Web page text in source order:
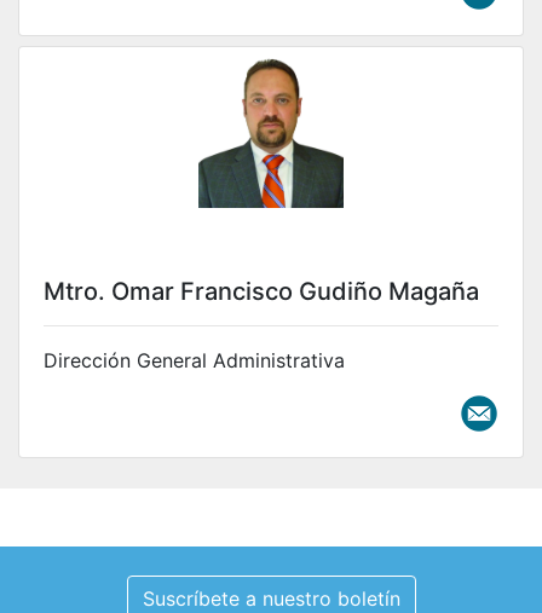
Mtro. Omar Francisco Gudiño Magaña
Dirección General Administrativa
Suscríbete a nuestro boletín